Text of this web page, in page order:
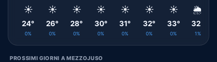
☀️
24°
0%
☀️
26°
0%
☀️
28°
0%
☀️
30°
0%
☀️
31°
0%
☀️
32°
0%
☀️
33°
0%
🌦️
32°
1%
PROSSIMI GIORNI A MEZZOJUSO